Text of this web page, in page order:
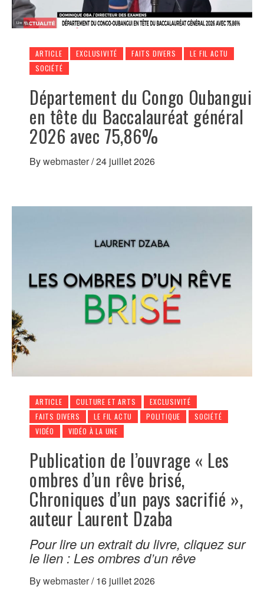
ARTICLE EXCLUSIVITÉ FAITS DIVERS
LE FIL ACTU
SOCIÉTÉ
Département du Congo Oubangui
en tête du Baccalauréat général
2026 avec 75,86%
Bywebmaster/24 juillet 2026
ARTICLE CULTURE ET ARTS
EXCLUSIVITÉ
FAITS DIVERS
LE FIL ACTU POLITIQUE
SOCIÉTÉ
VIDÉO
VIDÉO À LA UNE
Publication de l’ouvrage « Les
ombres d’un rêve brisé,
Chroniques d’un pays sacrifié »,
auteur Laurent Dzaba
Pour lire un extrait du livre, cliquez sur
le lien : Les ombres d’un rêve
Bywebmaster/ 16 juillet 2026